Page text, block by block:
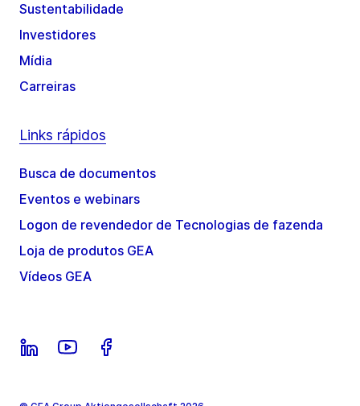
Sustentabilidade
Investidores
Mídia
Carreiras
Links rápidos
Busca de documentos
Eventos e webinars
Logon de revendedor de Tecnologias de fazenda
Loja de produtos GEA
Vídeos GEA